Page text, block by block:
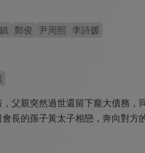
鄭俊 尹周熙 李詩媛
父親突然過世還留下龐大債務
長的孫子黃太子相戀，奔向對方